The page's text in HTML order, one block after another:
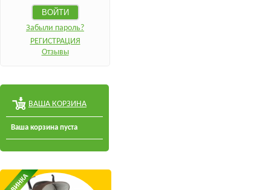
Забыли пароль?
РЕГИСТРАЦИЯ
Отзывы
ВАША КОРЗИНА
Ваша корзина пуста